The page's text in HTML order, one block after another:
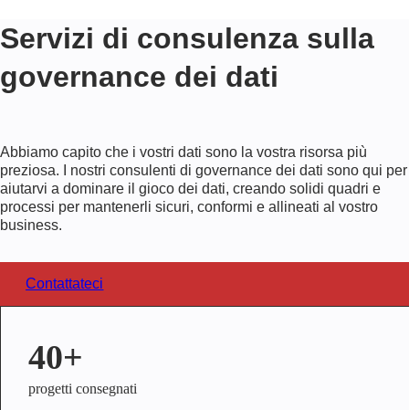
Servizi di consulenza sulla
governance dei dati
Abbiamo capito che i vostri dati sono la vostra risorsa più
preziosa. I nostri consulenti di governance dei dati sono qui per
aiutarvi a dominare il gioco dei dati, creando solidi quadri e
processi per mantenerli sicuri, conformi e allineati al vostro
business.
Contattateci
40+
progetti consegnati